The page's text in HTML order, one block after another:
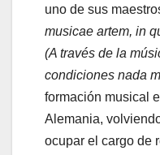
uno de sus
musicae artem, in
(A través de la
condiciones nada
formación musical
Alemania,
ocupar el cargo de